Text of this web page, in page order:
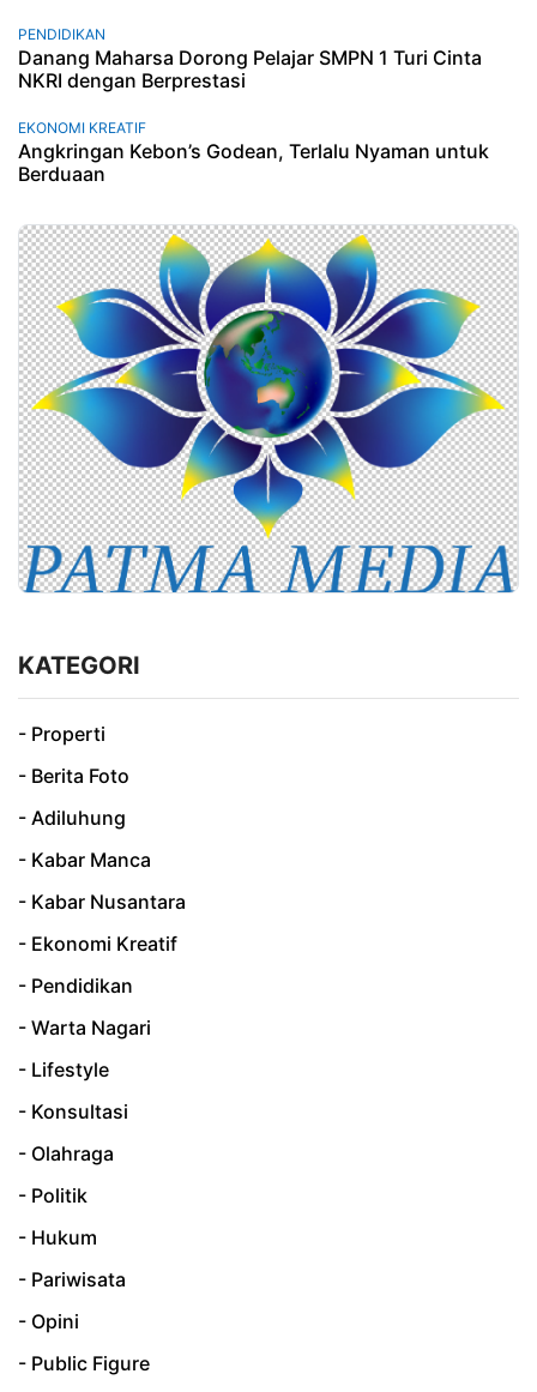
PENDIDIKAN
Danang Maharsa Dorong Pelajar SMPN 1 Turi Cinta
NKRI dengan Berprestasi
EKONOMI KREATIF
Angkringan Kebon’s Godean, Terlalu Nyaman untuk
Berduaan
KATEGORI
- Properti
- Berita Foto
- Adiluhung
- Kabar Manca
- Kabar Nusantara
- Ekonomi Kreatif
- Pendidikan
- Warta Nagari
- Lifestyle
- Konsultasi
- Olahraga
- Politik
- Hukum
- Pariwisata
- Opini
- Public Figure